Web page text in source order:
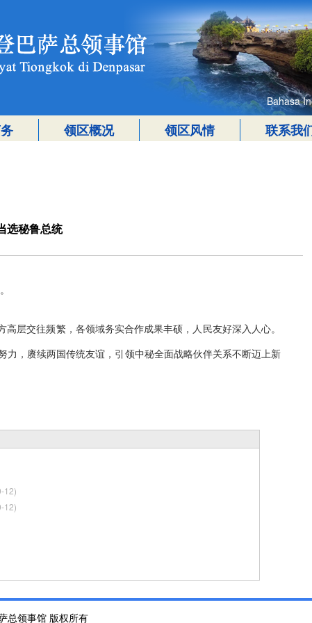
Bahasa
领区概况 领区风情 联系我
选秘鲁总统
层交往频繁，各领域务实合作成果丰硕，人民友好深入人心。
，赓续两国传统友谊，引领中秘全面战略伙伴关系不断迈上新
12)
12)
总领事馆 版权所有